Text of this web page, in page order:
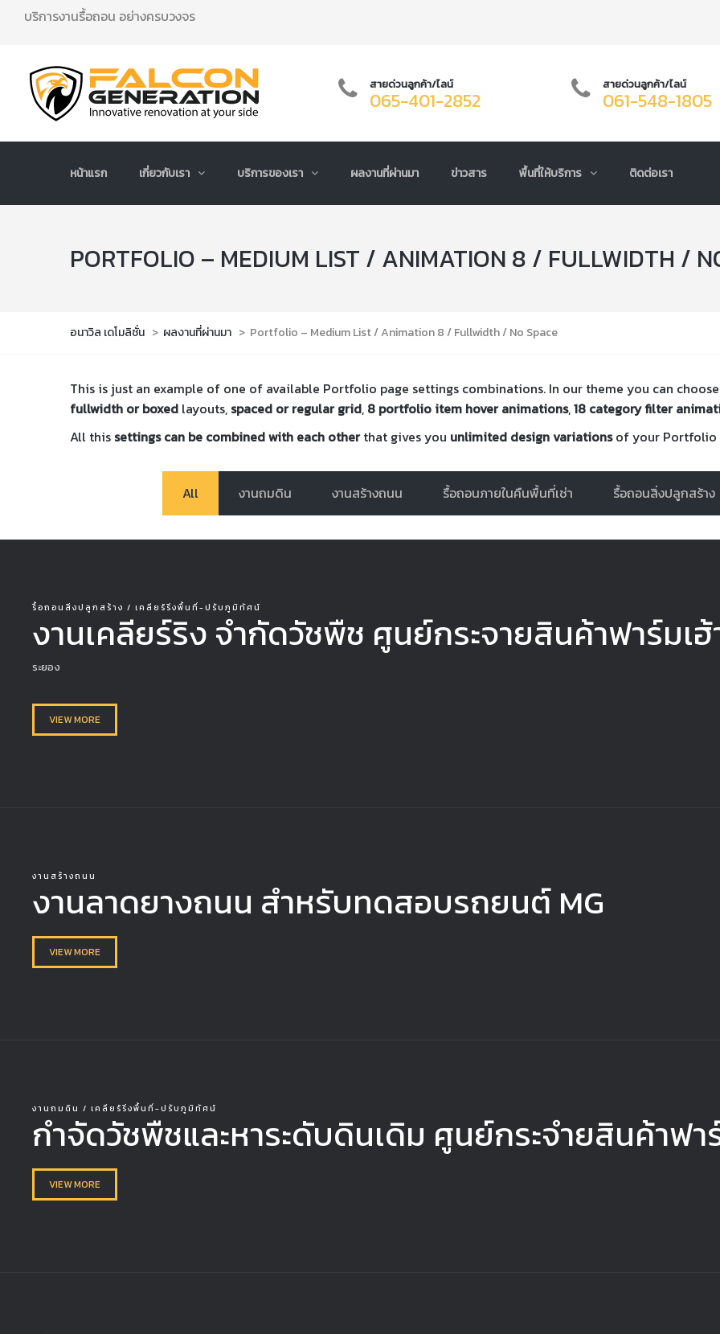
บริการงานรื้อถอน อย่างครบวงจร
สายด่วนลูกค้า/ไลน์
065-401-2852
สายด่วนลูกค้า/ไลน์
061-548-1805
หน้าแรก เกี่ยวกับเรา บริการของเรา ผลงานที่ผ่านมา ข่าวสาร พื้นที่ให้บริการ ติดต่อเรา
PORTFOLIO – MEDIUM LIST / ANIMATION 8 / FULLWIDTH /
อนาวิล เดโมลิชั่น > ผลงานที่ผ่านมา > Portfolio – Medium List / Animation 8 / Fullwidth / No Space
This is just an example of one of available Portfolio page settings combinations. In our theme you can
fullwidth or boxed layouts, spaced or regular grid, 8 portfolio item hover animations,18 category filter
All this settings can be combined with each otherthat gives you unlimited design variationsof your Portfolio
All งานถมดิน งานสร้างถนน รื้อถอนภายในคืนพื้นที่เช่า รื้อถอนสิ่งปลูกสร้าง
รื้อถอนสิ่งปลูกสร้าง / เคลียร์ริ่งพื้นที่-ปรับภูมิทัศน์
งานเคลียร์ริง จำกัดวัชพืช ศูนย์กระจายสินค้าฟาร์มเ
ระยอง
VIEW MORE
งานสร้างถนน
งานลาดยางถนน สำหรับทดสอบรถยนต์ MG
VIEW MORE
งานถมดิน / เคลียร์ริ่งพื้นที่-ปรับภูมิทัศน์
กำจัดวัชพืชและหาระดับดินเดิม ศูนย์กระจำยสินค้าฟา
VIEW MORE